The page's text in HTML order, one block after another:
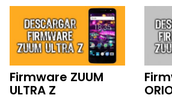
Firmware ZUUM
ULTRA Z